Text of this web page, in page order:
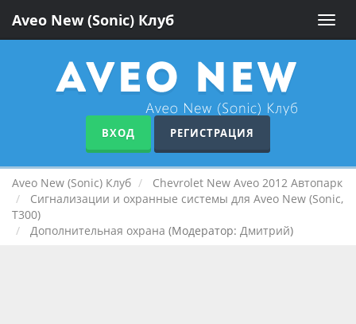
Toggle
Aveo New (Sonic) Клуб
ВХОД РЕГИСТРАЦИЯ
Aveo New (Sonic) Клуб
Chevrolet New Aveo 2012 Автопарк
Сигнализации и охранные системы для Aveo New (Sonic,
T300)
Дополнительная охрана (Модератор: Дмитрий)